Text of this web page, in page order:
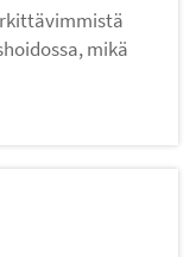
mikä
kliinisiin
on